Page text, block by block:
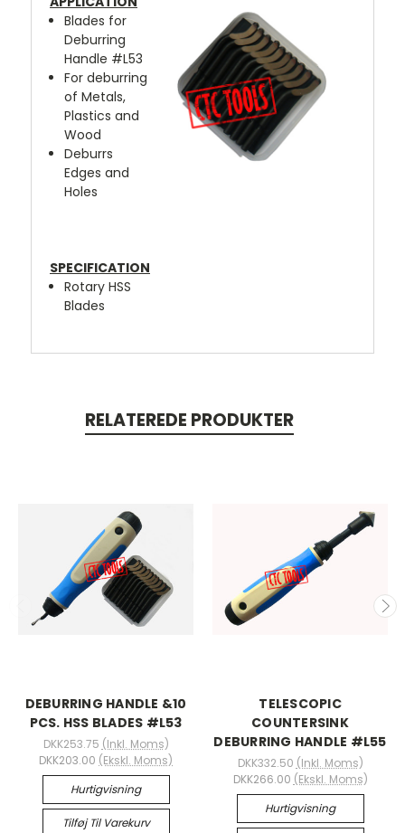
Blades for
Deburring
Handle #L53
For deburring
of Metals,
Plastics and
Wood
Deburrs
Edges and
Holes
SPECIFICATION
Rotary HSS
Blades
RELATEREDE PRODUKTER
DEBURRING HANDLE &10
PCS. HSS BLADES #L53
DKK253.75 (Inkl. Moms)
DKK203.00 (Ekskl. Moms)
Hurtigvisning
Tilføj Til Varekurv
TELESCOPIC
COUNTERSINK
DEBURRING HANDLE #L55
DKK332.50 (Inkl. Moms)
DKK266.00 (Ekskl. Moms)
Hurtigvisning